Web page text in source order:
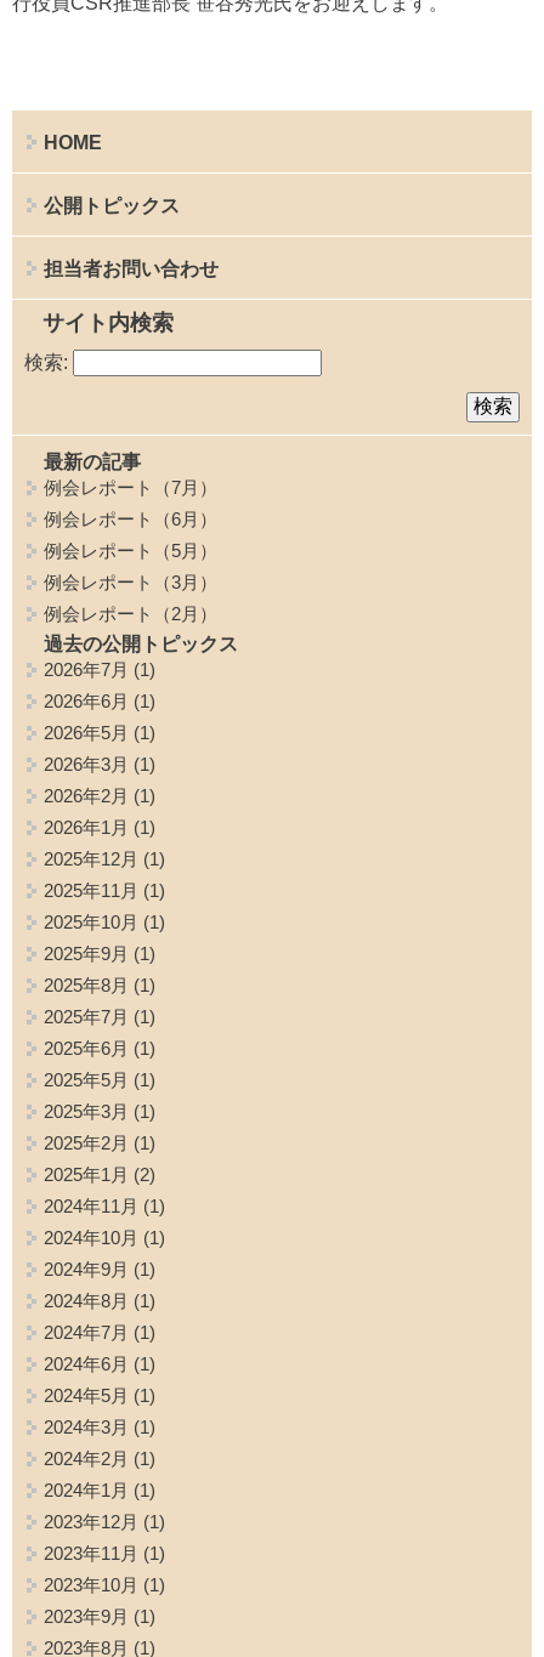
HOME
公開トピックス
担当者お問い合わせ
サイト内検索
検索:
最新の記事
例会レポート（7月）
例会レポート（6月）
例会レポート（5月）
例会レポート（3月）
例会レポート（2月）
過去の公開トピックス
2026年7月 (1)
2026年6月 (1)
2026年5月 (1)
2026年3月 (1)
2026年2月 (1)
2026年1月 (1)
2025年12月 (1)
2025年11月 (1)
2025年10月 (1)
2025年9月 (1)
2025年8月 (1)
2025年7月 (1)
2025年6月 (1)
2025年5月 (1)
2025年3月 (1)
2025年2月 (1)
2025年1月 (2)
2024年11月 (1)
2024年10月 (1)
2024年9月 (1)
2024年8月 (1)
2024年7月 (1)
2024年6月 (1)
2024年5月 (1)
2024年3月 (1)
2024年2月 (1)
2024年1月 (1)
2023年12月 (1)
2023年11月 (1)
2023年10月 (1)
2023年9月 (1)
2023年8月 (1)